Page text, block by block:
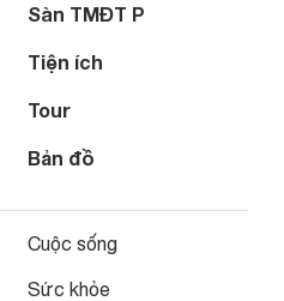
Sàn TMĐT P
Tiện ích
Tour
Bản đồ
Cuộc sống
Sức khỏe